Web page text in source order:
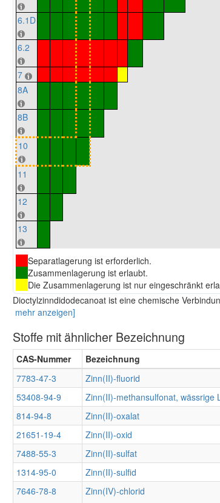
6.1D
6.2
7
8A
8B
10
11
12
13
Separatlagerung ist erforderlich.
Zusammenlagerung ist erlaubt.
Die Zusammenlagerung ist nur eingeschränkt
Dioctylzinndidodecanoat ist eine chemische
mehr anzeigen]
Stoffe mit ähnlicher Bezeichnung
CAS-Nummer Bezeichnung
7783-47-3
Zinn(II)-fluorid
53408-94-9
Zinn(II)-methansulfonat, wässrige
814-94-8
Zinn(II)-oxalat
21651-19-4
Zinn(II)-oxid
7488-55-3
Zinn(II)-sulfat
1314-95-0
Zinn(II)-sulfid
7646-78-8
Zinn(IV)-chlorid